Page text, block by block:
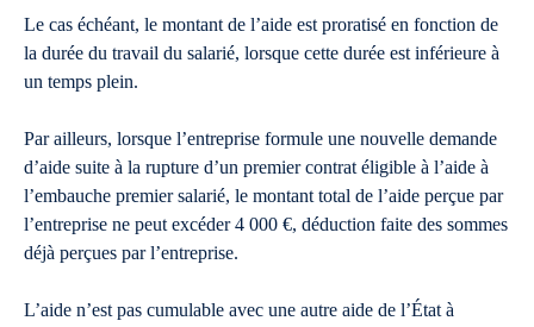
Le cas échéant, le montant de l’aide est proratisé en fonction de
la durée du travail du salarié, lorsque cette durée est inférieure à
un temps plein.
Par ailleurs, lorsque l’entreprise formule une nouvelle demande
d’aide suite à la rupture d’un premier contrat éligible à l’aide à
l’embauche premier salarié, le montant total de l’aide perçue par
l’entreprise ne peut excéder 4 000 €, déduction faite des sommes
déjà perçues par l’entreprise.
L’aide n’est pas cumulable avec une autre aide de l’État à